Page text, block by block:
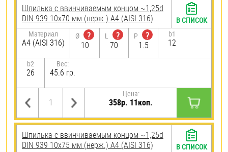
Шпилька c ввинчиваемым концом ~1,25d
DIN 939 10х70 мм (нерж.) A4 (AISI 316)
Материал
A4 (AISI 316)
Ø
?
10
L
?
70
P
?
1.5
b1
12
b2
26
Вес:
45.6 гр.
Цена:
358р. 11коп.
В СПИСОК
Шпилька c ввинчиваемым концом ~1,25d
DIN 939 10х75 мм (нерж.) A4 (AISI 316)
В СПИСОК